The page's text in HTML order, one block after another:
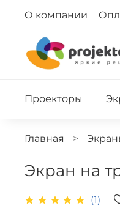
О компании
Проекторы
Главная
Экран на
(1)